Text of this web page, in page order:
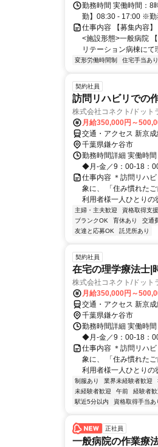
勤務時間 実働時間：8
勤】08:30 - 17:00 ※勤
仕事内容 【募集内容
<施設形態>一般病院
リテーション病棟にて
変形労働時間制 住宅手当あり
契約社員
訪問リハビリでの
株式会社コネクト/ドット
月給350,000円～
交通・アクセス 新京
千葉県鎌ケ谷市
勤務時間詳細 実働時
◆月-金／9：00-18：
仕事内容 ＊訪問リハ
象に、 「住み慣れた
利用者様一人ひとりの
主婦・主夫歓迎 資格取得支
ブランクOK
育休あり 交通
友達と応募OK
託児所あり
契約社員
在宅の理学療法士|
株式会社コネクト/ドット
月給350,000円～
交通・アクセス 新京
千葉県鎌ケ谷市
勤務時間詳細 実働時
◆月-金／9：00-18：
仕事内容 ＊訪問リハ
象に、 「住み慣れた
利用者様一人ひとりの
制服あり 業界未経験者歓迎
未経験者歓迎
午前 経験者歓
駅近5分以内
資格取得手当あ
正社員
一般病院の作業療